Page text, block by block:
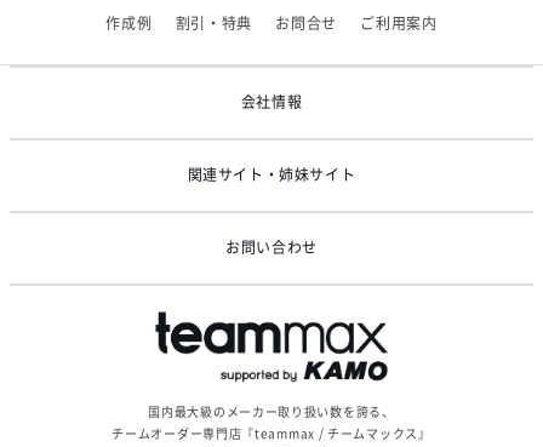
【アシックス】一部商品「生地の在庫限り」廃盤のお知らせ
作成例 割引・特典 お問合せ ご利用案内
会社情報
関連サイト・姉妹サイト
お問い合わせ
国内最大級のメーカー取り扱い数を誇る、
チームオーダー専門店『teammax / チームマックス』